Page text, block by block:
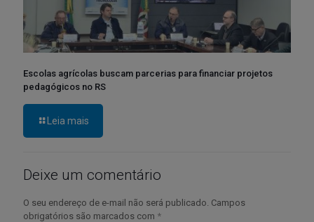
Escolas agrícolas buscam parcerias para financiar projetos
pedagógicos no RS
Leia mais
Deixe um comentário
O seu endereço de e-mail não será publicado. Campos
obrigatórios são marcados com *